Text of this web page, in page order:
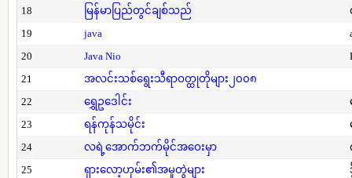
18
မြန်မာပြည်တွင်ချစ်သည်
19
java
20
Java Nio
21
အလင်းသစ်ရွေးသီရာဝတ္ထုတိုများ၂၀၀၈
22
ရွှေဥဒေါင်း
23
ရန်ကုန်သမိုင်း
24
လရဲ့အောက်ဘက်မိုင်အဝေးမှာ
25
ရှားလော့ဟုမ်း၏အမှုတွဲများ